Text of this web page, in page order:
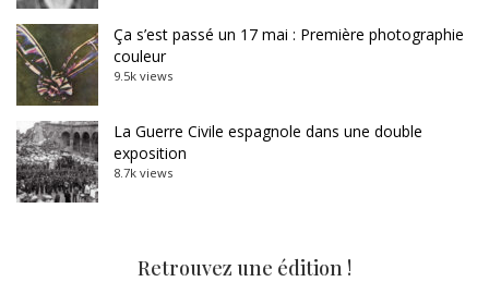
Ça s’est passé un 17 mai : Première photographie
couleur
9.5k views
La Guerre Civile espagnole dans une double
exposition
8.7k views
Retrouvez une édition !